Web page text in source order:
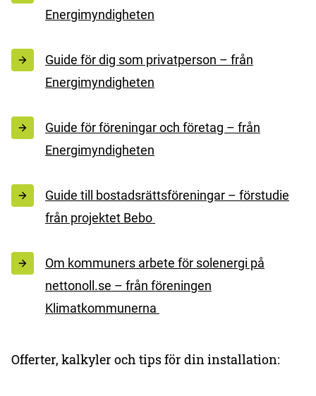
Energimyndigheten
Guide för dig som privatperson – från
Energimyndigheten
Guide för föreningar och företag – från
Energimyndigheten
Guide till bostadsrättsföreningar – förstudie
från projektet Bebo
Om kommuners arbete för solenergi på
nettonoll.se – från föreningen
Klimatkommunerna
Offerter, kalkyler och tips för din installation: